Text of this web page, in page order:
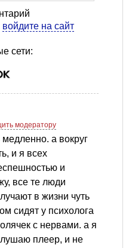
войдите на сайт
сети:
модератору
а вокруг
и я всех
и
все те люди
в жизни чуть
сидят у психолога
с нервами. а я
плеер, и не